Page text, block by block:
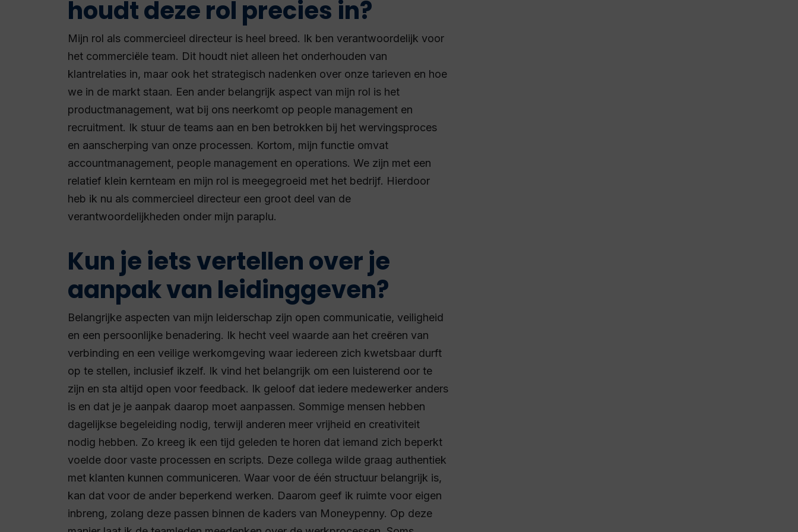
houdt deze rol precies in?
Mijn rol als commercieel directeur is heel breed. Ik ben verantwoordelijk voor
het commerciële team. Dit houdt niet alleen het onderhouden van
klantrelaties in, maar ook het strategisch nadenken over onze tarieven en hoe
we in de markt staan. Een ander belangrijk aspect van mijn rol is het
productmanagement, wat bij ons neerkomt op people management en
recruitment. Ik stuur de teams aan en ben betrokken bij het wervingsproces
en aanscherping van onze processen. Kortom, mijn functie omvat
accountmanagement, people management en operations. We zijn met een
relatief klein kernteam en mijn rol is meegegroeid met het bedrijf. Hierdoor
heb ik nu als commercieel directeur een groot deel van de
verantwoordelijkheden onder mijn paraplu.
Kun je iets vertellen over je
aanpak van leidinggeven?
Belangrijke aspecten van mijn leiderschap zijn open communicatie, veiligheid
en een persoonlijke benadering. Ik hecht veel waarde aan het creëren van
verbinding en een veilige werkomgeving waar iedereen zich kwetsbaar durft
op te stellen, inclusief ikzelf. Ik vind het belangrijk om een luisterend oor te
zijn en sta altijd open voor feedback. Ik geloof dat iedere medewerker anders
is en dat je je aanpak daarop moet aanpassen. Sommige mensen hebben
dagelijkse begeleiding nodig, terwijl anderen meer vrijheid en creativiteit
nodig hebben. Zo kreeg ik een tijd geleden te horen dat iemand zich beperkt
voelde door vaste processen en scripts. Deze collega wilde graag authentiek
met klanten kunnen communiceren. Waar voor de één structuur belangrijk is,
kan dat voor de ander beperkend werken. Daarom geef ik ruimte voor eigen
inbreng, zolang deze passen binnen de kaders van Moneypenny. Op deze